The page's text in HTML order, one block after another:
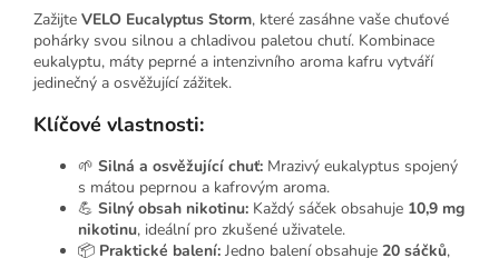
Zažijte VELO Eucalyptus Storm, které zasáhne vaše chuťové
pohárky svou silnou a chladivou paletou chutí. Kombinace
eukalyptu, máty peprné a intenzivního aroma kafru vytváří
jedinečný a osvěžující zážitek.
Klíčové vlastnosti:
🌱 Silná a osvěžující chuť: Mrazivý eukalyptus spojený
s mátou peprnou a kafrovým aroma.
💪 Silný obsah nikotinu: Každý sáček obsahuje 10,9 mg
nikotinu, ideální pro zkušené uživatele.
📦 Praktické balení: Jedno balení obsahuje 20 sáčků,